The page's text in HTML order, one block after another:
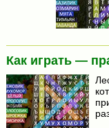
Как играть —